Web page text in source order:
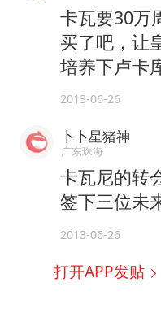
卡瓦要30万
买了吧，让
培养下卢卡
2013-06-26
卜卜星猪神
广东珠海
卡瓦尼的转
签下三位未
2013-06-26
打开APP发贴